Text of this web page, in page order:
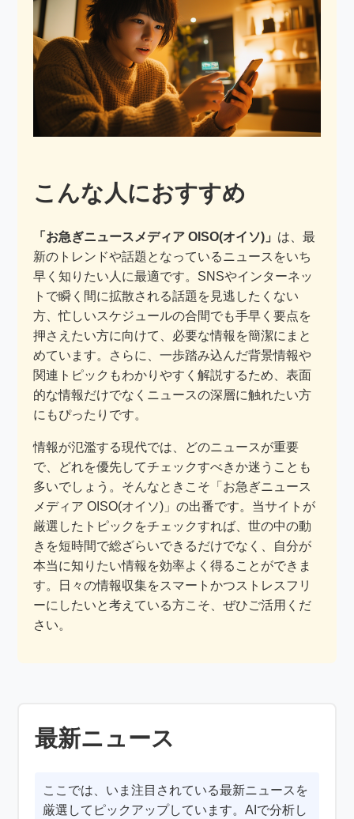
こんな人におすすめ
「お急ぎニュースメディア OISO(オイソ)」 は、最
新のトレンドや話題となっているニュースをいち
早く知りたい人に最適です。SNSやインターネッ
トで瞬く間に拡散される話題を見逃したくない
方、忙しいスケジュールの合間でも手早く要点を
押さえたい方に向けて、必要な情報を簡潔にまと
めています。さらに、一歩踏み込んだ背景情報や
関連トピックもわかりやすく解説するため、表面
的な情報だけでなくニュースの深層に触れたい方
にもぴったりです。
情報が氾濫する現代では、どのニュースが重要
で、どれを優先してチェックすべきか迷うことも
多いでしょう。そんなときこそ「お急ぎニュース
メディア OISO(オイソ)」の出番です。当サイトが
厳選したトピックをチェックすれば、世の中の動
きを短時間で総ざらいできるだけでなく、自分が
本当に知りたい情報を効率よく得ることができま
す。日々の情報収集をスマートかつストレスフリ
ーにしたいと考えている方こそ、ぜひご活用くだ
さい。
最新ニュース
ここでは、いま注目されている最新ニュースを
厳選してピックアップしています。AIで分析し